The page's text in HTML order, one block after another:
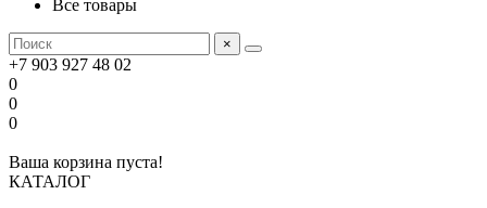
Все товары
×
+7 903 927 48 02
0
0
0
Ваша корзина пуста!
КАТАЛОГ